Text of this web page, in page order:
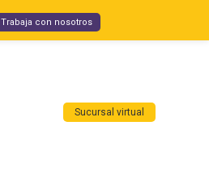
Trabaja con nosotros
Sucursal virtual